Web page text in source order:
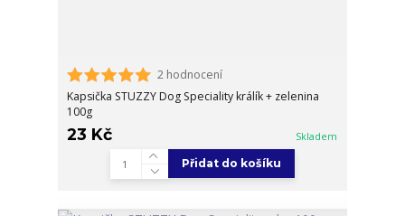
2 hodnocení
Kapsička STUZZY Dog Speciality králík + zelenina
100g
23 Kč Skladem
Přidat do košíku